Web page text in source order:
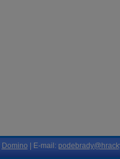
Domino | E-mail: